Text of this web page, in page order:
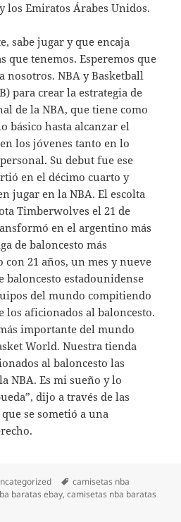
los Emiratos Árabes Unidos.
sabe jugar y que encaja
que tenemos. Esperemos que
nosotros. NBA y Basketball
para crear la estrategia de
de la NBA, que tiene como
básico hasta alcanzar el
los jóvenes tanto en lo
Su debut fue ese
en el décimo cuarto y
jugar en la NBA. El escolta
Timberwolves el 21 de
en el argentino más
de baloncesto más
21 años, un mes y nueve
baloncesto estadounidense
del mundo compitiendo
los aficionados al baloncesto.
importante del mundo
World. Nuestra tienda
al baloncesto las
NBA. Es mi sueño y lo
dijo a través de las
se sometió a una
Etiquetas
camisetas nba
baratas ebay,camisetas nba baratas